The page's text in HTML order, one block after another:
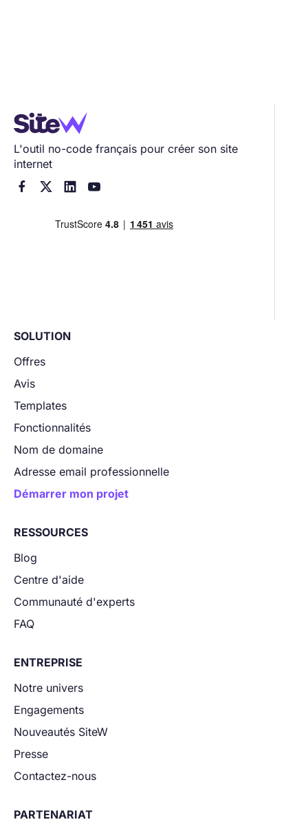
L'outil no-code français pour créer son site
internet
   
SOLUTION
Offres
Avis
Templates
Fonctionnalités
Nom de domaine
Adresse email professionnelle
Démarrer mon projet
RESSOURCES
Blog
Centre d'aide
Communauté d'experts
FAQ
ENTREPRISE
Notre univers
Engagements
Nouveautés SiteW
Presse
Contactez-nous
PARTENARIAT